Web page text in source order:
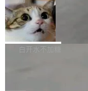
l 迁移或唤醒时，新宿主
库继续执行。存储库是持
te 17 Pro、OPPO K15
样的次旗舰。 Galaxy Z
Z Flip8三款折叠屏新机
部搭载骁龙8 Elite Gen5
本控制系统。目前处于
ltaDB 的核心思路直接写
眼的位置：「Software
mits」——软件是在
SpaceXAI 单季资本开
根据风险投资人Tomer
析）披露的最新分析与
白开水不加糖